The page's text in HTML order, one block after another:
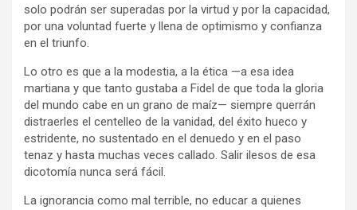
solo podrán ser superadas por la virtud y por la capacidad,
por una voluntad fuerte y llena de optimismo y confianza
en el triunfo.
Lo otro es que a la modestia, a la ética —a esa idea
martiana y que tanto gustaba a Fidel de que toda la gloria
del mundo cabe en un grano de maíz— siempre querrán
distraerles el centelleo de la vanidad, del éxito hueco y
estridente, no sustentado en el denuedo y en el paso
tenaz y hasta muchas veces callado. Salir ilesos de esa
dicotomía nunca será fácil.
La ignorancia como mal terrible, no educar a quienes